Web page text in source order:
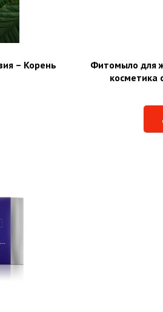
– Корень
Фитомыло для
косметика